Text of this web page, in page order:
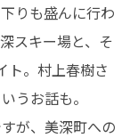
りも盛んに行わ
スキー場と、そ
ト。村上春樹さ
うお話も。
が、美深町への